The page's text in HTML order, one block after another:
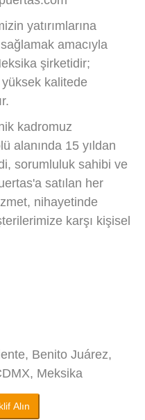
yatırımlarına
amacıyla
şirketidir;
yüksek kalitede
kadromuz
alanında 15 yıldan
sorumluluk sahibi ve
satılan her
nihayetinde
karşı kişisel
Benito Juárez,
Meksika
Alın